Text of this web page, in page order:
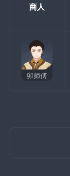
商人
卯师傅